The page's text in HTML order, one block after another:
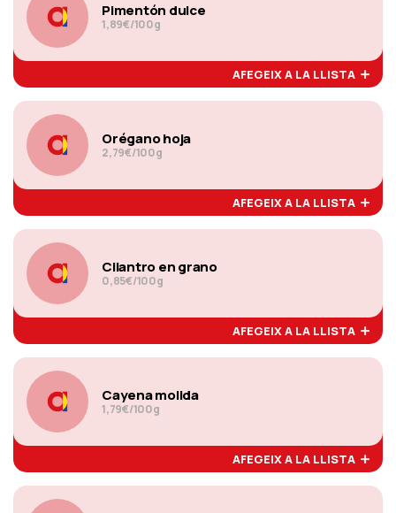
Pimentón dulce
1,89€/100g
AFEGEIX A LA LLISTA
Orégano hoja
2,79€/100g
AFEGEIX A LA LLISTA
Cilantro en grano
0,85€/100g
AFEGEIX A LA LLISTA
Cayena molida
1,79€/100g
AFEGEIX A LA LLISTA